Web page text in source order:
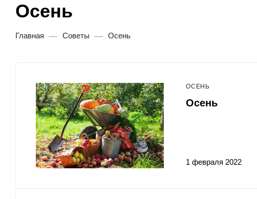
Осень
Главная — Советы — Осень
ОСЕНЬ
1 февраля 2022
Осень